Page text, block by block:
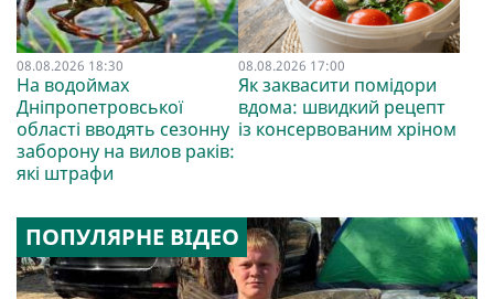
08.08.2026 18:30
На водоймах
Дніпропетровської
області вводять сезонну
заборону на вилов раків:
які штрафи
08.08.2026 17:00
Як заквасити помідори
вдома: швидкий рецепт
із консервованим хріном
ПОПУЛЯРНЕ ВІДЕО